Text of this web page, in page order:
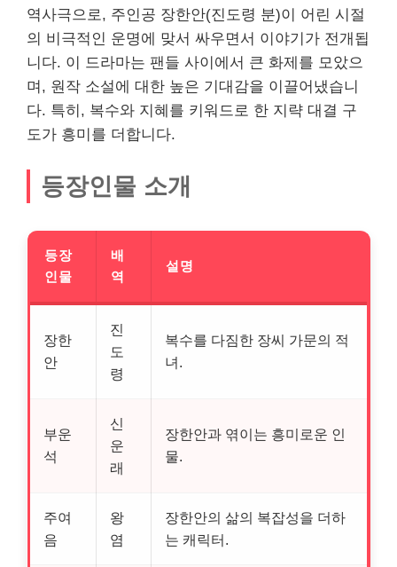
역사극으로, 주인공 장한안(진도령 분)이 어린 시절
의 비극적인 운명에 맞서 싸우면서 이야기가 전개됩
니다. 이 드라마는 팬들 사이에서 큰 화제를 모았으
며, 원작 소설에 대한 높은 기대감을 이끌어냈습니
다. 특히, 복수와 지혜를 키워드로 한 지략 대결 구
도가 흥미를 더합니다.
등장인물 소개
등장
인물
배
역
설명
장한
안
진
도
령
복수를 다짐한 장씨 가문의 적
녀.
부운
석
신
운
래
장한안과 엮이는 흥미로운 인
물.
주여
음
왕
염
장한안의 삶의 복잡성을 더하
는 캐릭터.